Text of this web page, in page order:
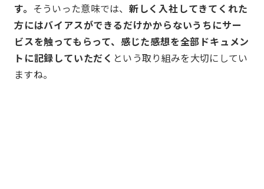
す。 そういった意味では、 新しく入社してきてくれた
方にはバイアスができるだけかからないうちにサー
ビスを触ってもらって、感じた感想を全部ドキュメン
トに記録していただく という取り組みを大切にしてい
ますね。